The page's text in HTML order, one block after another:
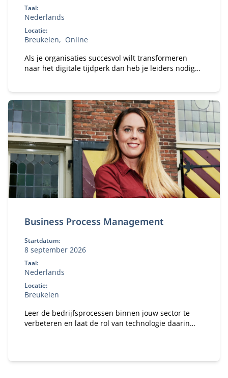
Taal:
Nederlands
Locatie:
Breukelen
Online
Als je organisaties succesvol wilt transformeren
naar het digitale tijdperk dan heb je leiders nodig
Business Process Management
Startdatum:
8 september 2026
Taal:
Nederlands
Locatie:
Breukelen
Leer de bedrijfsprocessen binnen jouw sector te
verbeteren en laat de rol van technologie daarin